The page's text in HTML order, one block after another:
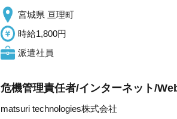
宮城県 亘理町
時給1,800円
派遣社員
危機管理責任者/インターネット/
matsuri technologies株式会社